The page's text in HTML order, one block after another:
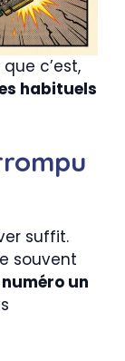
c’est,
habituels
suffit.
souvent
un